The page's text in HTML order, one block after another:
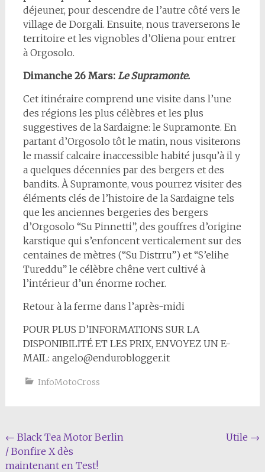
déjeuner, pour descendre de l’autre côté vers le
village de Dorgali. Ensuite, nous traverserons le
territoire et les vignobles d’Oliena pour entrer
à Orgosolo.
Dimanche 26 Mars: Le Supramonte.
Cet itinéraire comprend une visite dans l’une
des régions les plus célèbres et les plus
suggestives de la Sardaigne: le Supramonte. En
partant d’Orgosolo tôt le matin, nous visiterons
le massif calcaire inaccessible habité jusqu’à il y
a quelques décennies par des bergers et des
bandits. À Supramonte, vous pourrez visiter des
éléments clés de l’histoire de la Sardaigne tels
que les anciennes bergeries des bergers
d’Orgosolo “Su Pinnetti”, des gouffres d’origine
karstique qui s’enfoncent verticalement sur des
centaines de mètres (“Su Distrru”) et “S’elihe
Tureddu” le célèbre chêne vert cultivé à
l’intérieur d’un énorme rocher.
Retour à la ferme dans l’après-midi
POUR PLUS D’INFORMATIONS SUR LA
DISPONIBILITÉ ET LES PRIX, ENVOYEZ UN E-
MAIL: angelo@enduroblogger.it
InfoMotoCross
Navigation
de
← Black Tea Motor Berlin
/ Bonfire X dès
maintenant en Test!
Utile →